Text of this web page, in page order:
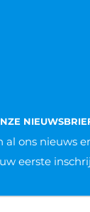
al ons nieuws
eerste